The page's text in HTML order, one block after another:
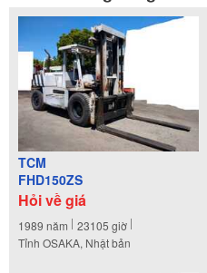
TCM
FHD150ZS
Hỏi về giá
1989 năm 23105 giờ
Tỉnh OSAKA, Nhật bản